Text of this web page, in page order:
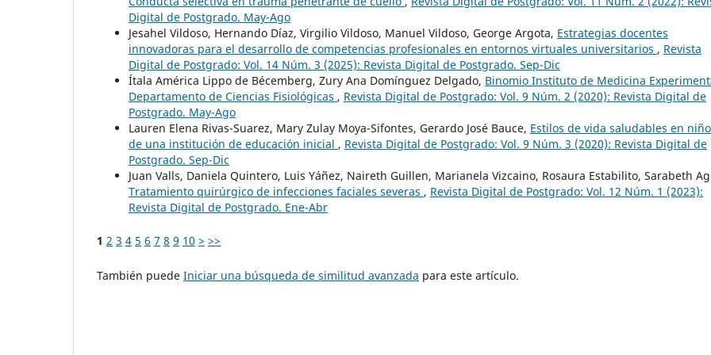
Digital de Postgrado. May-Ago
Jesahel Vildoso, Hernando Díaz, Virgilio Vildoso, Manuel Vildoso, George Argota, Estrategias docentes
innovadoras para el desarrollo de competencias profesionales en entornos virtuales universitarios , Revista
Digital de Postgrado: Vol. 14 Núm. 3 (2025): Revista Digital de Postgrado. Sep-Dic
Ítala América Lippo de Bécemberg, Zury Ana Domínguez Delgado, Binomio Instituto de Medicina
Departamento de Ciencias Fisiológicas , Revista Digital de Postgrado: Vol. 9 Núm. 2 (2020): Revista Digital de
Postgrado. May-Ago
Lauren Elena Rivas-Suarez, Mary Zulay Moya-Sifontes, Gerardo José Bauce, Estilos de vida saludables en
de una institución de educación inicial , Revista Digital de Postgrado: Vol. 9 Núm. 3 (2020): Revista Digital de
Postgrado. Sep-Dic
Juan Valls, Daniela Quintero, Luis Yáñez, Naireth Guillen, Marianela Vizcaino, Rosaura Estabilito, Sarabeth
Tratamiento quirúrgico de infecciones faciales severas , Revista Digital de Postgrado: Vol. 12 Núm. 1 (2023):
Revista Digital de Postgrado. Ene-Abr
1 2 3 4 5 6 7 8 9 10 > >>
También puede Iniciar una búsqueda de similitud avanzada para este artículo.